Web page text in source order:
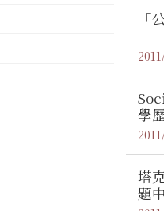
「
學
塔
題